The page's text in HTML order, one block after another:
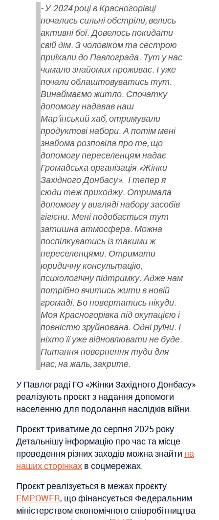
- У 2024 році в Красногорівці
почались сильні обстріли, велись
активні бої. Довелось покидати
свій дім. З чоловіком та сестрою
приїхали до Павлограда. Тут у нас
чимало знайомих проживає. І уже
почали облаштовуватись тут.
Винаймаємо житло. Спочатку
допомогу надавав наш
Мар’їнський хаб, отримували
продуктові набори. А потім мені
знайома розповіла про те, що
допомогу переселенцям надає
Громадська організація «Жінки
Західного Донбасу». І тепер я
сюди теж приходжу. Отримала
допомогу у вигляді набору засобів
гігієни. Мені подобається тут
затишна атмосфера. Можна
поспілкуватись із такими ж
переселенцями. Отримати
юридичну консультацію,
психологічну підтримку. Адже нам
потрібно вчитись жити в новій
громаді. Бо повертатись нікуди.
Моя Красногорівка під окупацією і
повністю зруйнована. Одні руїни. І
ніхто її уже відновлювати не буде.
Питання повернення туди для
нас, на жаль, закрите.
У Павлограді ГО «Жінки Західного Донбасу»
реалізують проєкт з надання допомоги
населенню для подолання наслідків війни.
Проєкт триватиме до серпня 2025 року.
Детальнішу інформацію про час та місце
проведення різних заходів можна знайти на
наших сторінках в соцмережах.
Проєкт реалізується в межах проєкту
EMPOWER, що фінансується Федеральним
міністерством економічного співробітництва